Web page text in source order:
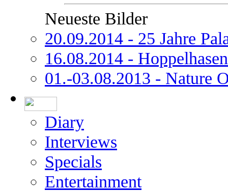
Neueste Bilder
20.09.2014 - 25 Jahre
16.08.2014 -
01.-03.08.2013 - Nature
Diary
Interviews
Specials
Entertainment